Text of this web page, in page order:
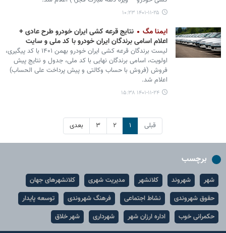
۱۴۰۱-۱۱-۲۵ ۱۰:۲۳
ایمنا مگ
نتایج قرعه کشی ایران خودرو طرح عادی +
اعلام اسامی برندگان ایران خودرو با کد ملی و سایت
لیست برندگان قرعه کشی ایران خودرو بهمن ۱۴۰۱ با کد پیگیری،
اولویت، اسامی برندگان نهایی با کد ملی، جدول و نتایج پیش
فروش (فروش با حساب وکالتی و پیش پرداخت علی الحساب)
اعلام شد.
۱۴۰۱-۱۱-۲۴ ۱۵:۳۸
قبلی ۱ ۲ ۳ بعدی
برچسب
شهر شهروند کلانشهر مدیریت شهری
کلانشهرهای جهان
حقوق شهروندی
نشاط اجتماعی فرهنگ شهروندی
توسعه پایدار
حکمرانی خوب
اداره ارزان شهر شهرداری شهر خلاق